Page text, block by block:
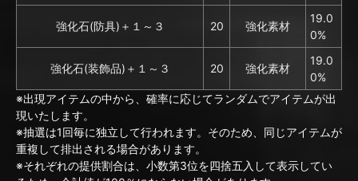
強化石(防具)＋１～３ 20 強化素材
19.0
0%
強化石(装飾品)＋１～３ 20 強化素材
19.0
0%
※出現アイテムの中から、確率に応じてランダムでアイテムが出
現いたします。
※抽選は1回毎に独立して行われます。そのため、同じアイテムが
重複して排出される場合があります。
※それぞれの提供割合は、小数第3位を四捨五入して表示してい